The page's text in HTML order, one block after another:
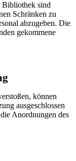
Bibliothek sind
Schränken zu
abzugeben. Die
gekommene
können
ausgeschlossen
Anordnungen des